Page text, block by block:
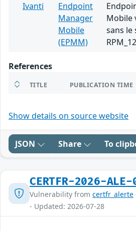
Ivanti
Endpoint
Manager
Mobile
(EPMM)
Mobile
sans
References
TITLE PUBLICATION TIME
Show details on source website
JSON Share To
CERTFR-2026-ALE-
Vulnerability from certfr_alerte
- Updated: 2026-07-28